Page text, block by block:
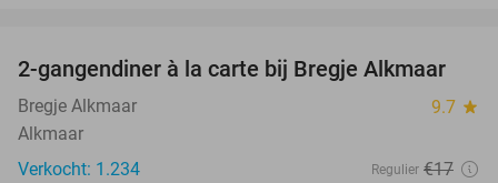
12%
2-gangendiner à la carte bij Bregje Alkmaar
Bregje Alkmaar 9.7 star
Alkmaar
Verkocht: 1.234
Regulier €17